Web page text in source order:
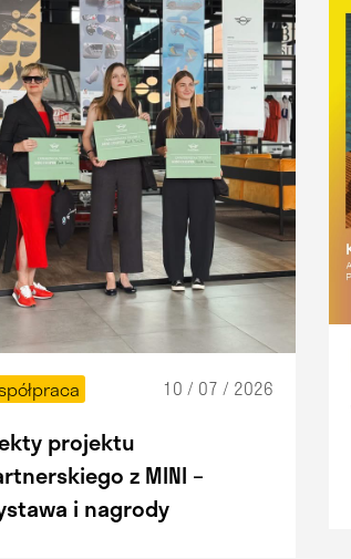
10 / 07 / 2026
projektu
z MINI –
i nagrody